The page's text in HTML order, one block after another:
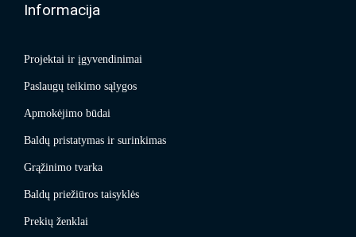
Informacija
Projektai ir įgyvendinimai
Paslaugų teikimo sąlygos
Apmokėjimo būdai
Baldų pristatymas ir surinkimas
Grąžinimo tvarka
Baldų priežiūros taisyklės
Prekių ženklai